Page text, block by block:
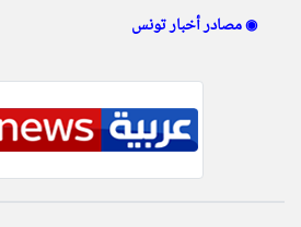
مصادر أخبار تونس ◉